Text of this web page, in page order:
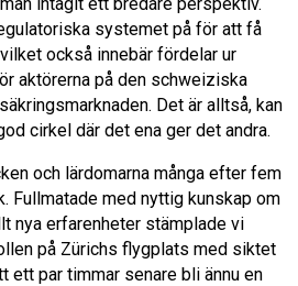
systemet på för att få
också innebär fördelar ur
aktörerna på den schweiziska
Det är alltså, kan
cirkel där det ena ger det andra.
och lärdomarna många efter fem
Fullmatade med nyttig kunskap om
nya erfarenheter stämplade vi
på Zürichs flygplats med siktet
ett par timmar senare bli ännu en